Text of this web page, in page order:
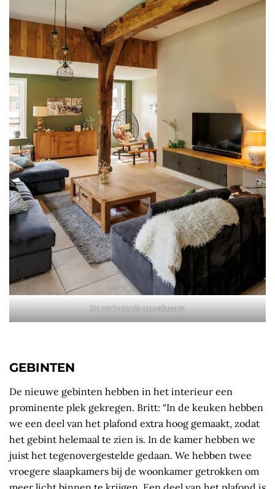
De verbouwde woonkamer.
GEBINTEN
De nieuwe gebinten hebben in het interieur een
prominente plek gekregen. Britt: “In de keuken hebben
we een deel van het plafond extra hoog gemaakt, zodat
het gebint helemaal te zien is. In de kamer hebben we
juist het tegenovergestelde gedaan. We hebben twee
vroegere slaapkamers bij de woonkamer getrokken om